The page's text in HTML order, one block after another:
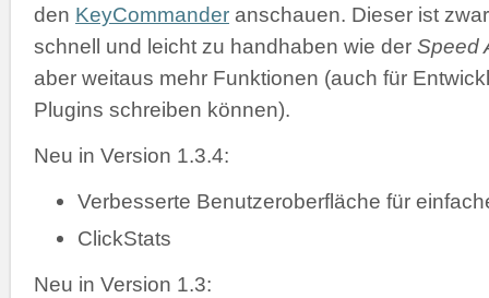
den KeyCommander anschauen. Dieser ist
schnell und leicht zu handhaben wie der Speed
aber weitaus mehr Funktionen (auch für
Plugins schreiben können).
Neu in Version 1.3.4:
Verbesserte Benutzeroberfläche für
ClickStats
Neu in Version 1.3: